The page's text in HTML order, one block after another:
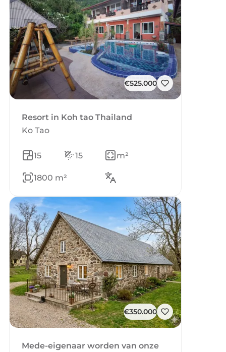
€525.000
Resort in Koh tao Thailand
Ko Tao
15 15 m²
1800 m²
€350.000
Mede-eigenaar worden van onze